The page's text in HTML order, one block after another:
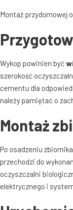
Montaż przydomowej
Wykop powinien być
szerokość
cementu dla
należy pamiętać o
Montaż
Po osadzeniu
przechodzi do
oczyszczalni
elektrycznego i